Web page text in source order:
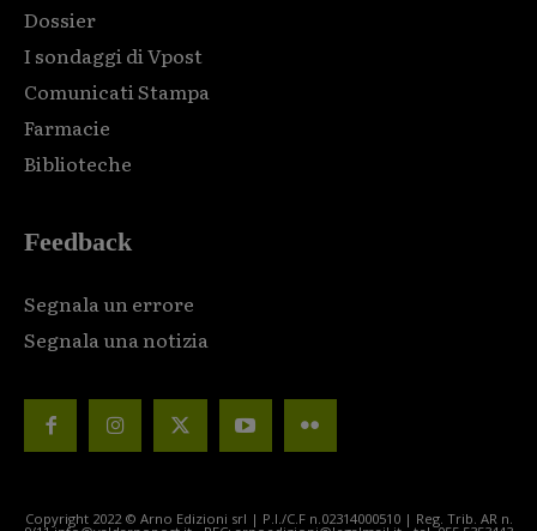
Dossier
I sondaggi di Vpost
Comunicati Stampa
Farmacie
Biblioteche
Feedback
Segnala un errore
Segnala una notizia
Copyright 2022 © Arno Edizioni srl | P.I./C.F n.02314000510 | Reg. Trib. AR n.